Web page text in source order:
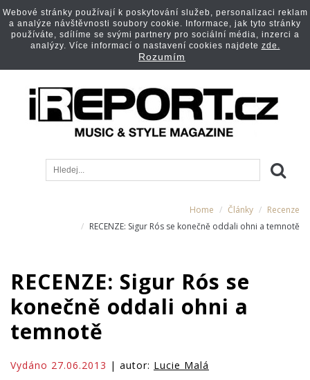
Home Články
Recenze
RECENZE: Sigur Rós se konečně oddali ohni a temnotě
RECENZE: Sigur Rós se
konečně oddali ohni a
temnotě
Vydáno 27.06.2013 | autor: Lucie Malá
Webové stránky používají k poskytování služeb, personalizaci reklam
a analýze návštěvnosti soubory cookie. Informace, jak tyto stránky
používáte, sdílíme se svými partnery pro sociální média, inzerci a
analýzy. Více informací o nastavení cookies najdete zde.
Rozumím